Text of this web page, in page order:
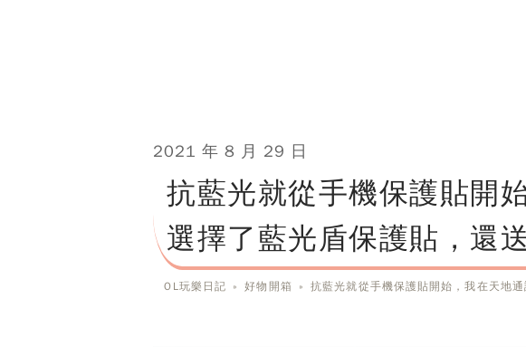
2021 年 8 月 29 日
抗藍光就從手機保護貼開
選擇了藍光盾保護貼，還
OL玩樂日記 » 好物開箱 » 抗藍光就從手機保護貼開始，我在天地